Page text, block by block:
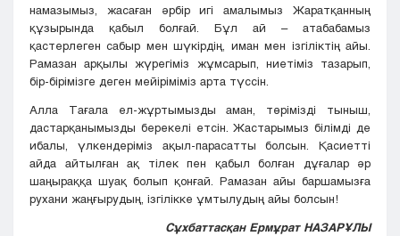
намазымыз, жасаған әрбір игі амалымыз Жаратқанның
құзырында қабыл болғай. Бұл ай – атабабамыз
қастерлеген сабыр мен шүкірдің, иман мен ізгіліктің айы.
Рамазан арқылы жүрегіміз жұмсарып, ниетіміз тазарып,
бір-бірімізге деген мейіріміміз арта түссін.
Алла Тағала ел-жұртымызды аман, төрімізді тыныш,
дастарқанымызды берекелі етсін. Жастарымыз білімді де
ибалы, үлкендеріміз ақыл-парасатты болсын. Қасиетті
айда айтылған ақ тілек пен қабыл болған дұғалар әр
шаңыраққа шуақ болып қонғай. Рамазан айы баршамызға
рухани жаңғырудың, ізгілікке ұмтылудың айы болсын!
Сұхбаттасқан Ермұрат НАЗАРҰЛЫ